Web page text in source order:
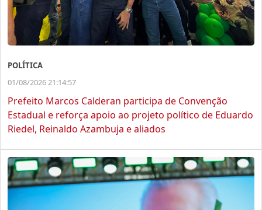
POLÍTICA
01/08/2026 21:14:57
Prefeito Marcos Calderan participa de Convenção
Estadual e reforça apoio ao projeto político de Eduardo
Riedel, Reinaldo Azambuja e aliados